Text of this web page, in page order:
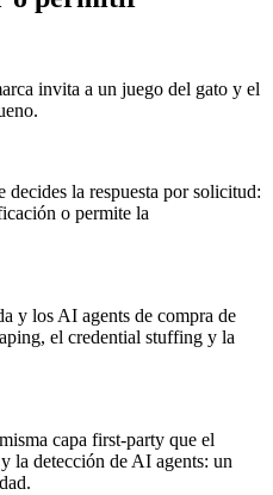
invita a un juego del gato y el
la respuesta por solicitud:
o permite la
y los AI agents de compra de
el credential stuffing y la
capa first-party que el
la detección de AI agents: un